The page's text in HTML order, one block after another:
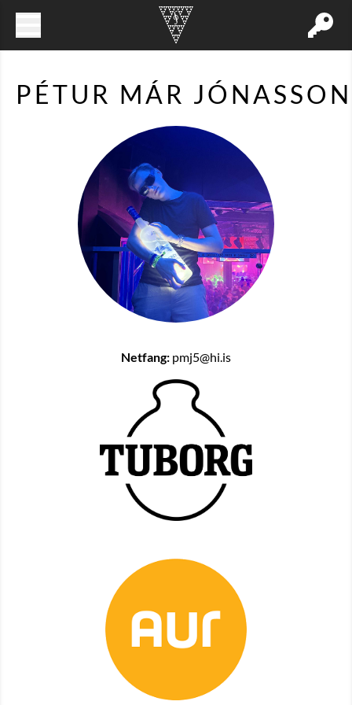
PÉTUR MÁR JÓNASSON
Netfang: pmj5@hi.is